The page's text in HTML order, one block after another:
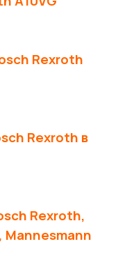
Rexroth
Rexroth в
Rexroth,